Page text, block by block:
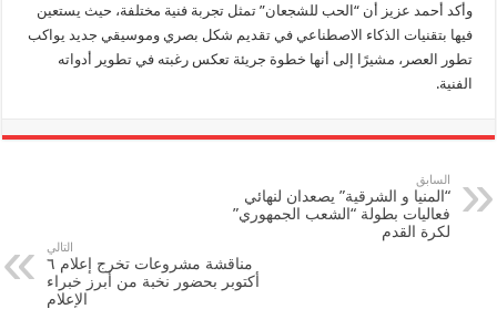
وأكد أحمد عزيز أن “الحب للشجعان” تمثل تجربة فنية مختلفة، حيث يستعين
فيها بتقنيات الذكاء الاصطناعي في تقديم شكل بصري وموسيقي جديد يواكب
تطور العصر، مشيرًا إلى أنها خطوة جريئة تعكس رغبته في تطوير أدواته
الفنية.
السابق
“المنيا و الشرقية” يصعدان لنهائي
فعاليات بطولة “الشعب الجمهوري”
لكرة القدم
التالي
مناقشة مشروعات تخرج إعلام ٦
أكتوبر بحضور نخبة من أبرز خبراء
الإعلام